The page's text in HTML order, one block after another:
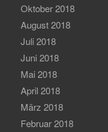
Oktober 2018
August 2018
Juli 2018
Juni 2018
Mai 2018
April 2018
März 2018
Februar 2018